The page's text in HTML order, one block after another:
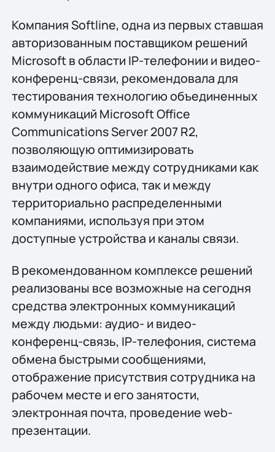
Компания Softline, одна из первых ставшая
авторизованным поставщиком решений
Microsoft в области IP-телефонии и видео-
конференц-связи, рекомендовала для
тестирования технологию объединенных
коммуникаций Microsoft Office
Communications Server 2007 R2,
позволяющую оптимизировать
взаимодействие между сотрудниками как
внутри одного офиса, так и между
территориально распределенными
компаниями, используя при этом
доступные устройства и каналы связи.
В рекомендованном комплексе решений
реализованы все возможные на сегодня
средства электронных коммуникаций
между людьми: аудио- и видео-
конференц-связь, IP-телефония, система
обмена быстрыми сообщениями,
отображение присутствия сотрудника на
рабочем месте и его занятости,
электронная почта, проведение web-
презентации.